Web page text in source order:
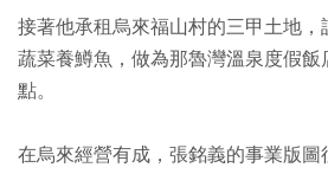
接著他承租烏來福山村的三甲土地
蔬菜養鱒魚，做為那魯灣溫泉度假飯
點。
在烏來經營有成，張銘義的事業版